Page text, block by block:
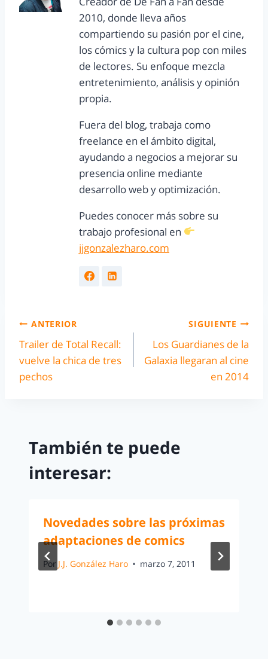
2010, donde lleva años
compartiendo su pasión por el cine,
los cómics y la cultura pop con miles
de lectores. Su enfoque mezcla
entretenimiento, análisis y opinión
propia.
Fuera del blog, trabaja como
freelance en el ámbito digital,
ayudando a negocios a mejorar su
presencia online mediante
desarrollo web y optimización.
Puedes conocer más sobre su
trabajo profesional en
jjgonzalezharo.com
ANTERIOR
Trailer de Total Recall:
vuelve la chica de tres
pechos
SIGUIENTE
Los Guardianes de la
Galaxia llegaran al cine
en 2014
También te puede
interesar:
Novedades sobre las próximas
adaptaciones de comics
Por J.J. González Haro marzo 7, 2011